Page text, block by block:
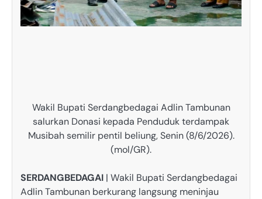
Wakil Bupati Serdangbedagai Adlin Tambunan
salurkan Donasi kepada Penduduk terdampak
Musibah semilir pentil beliung, Senin (8/6/2026).
(mol/GR).
SERDANGBEDAGAI | Wakil Bupati Serdangbedagai
Adlin Tambunan berkurang langsung meninjau